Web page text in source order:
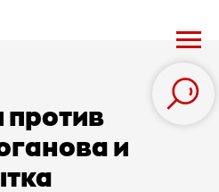
против
и